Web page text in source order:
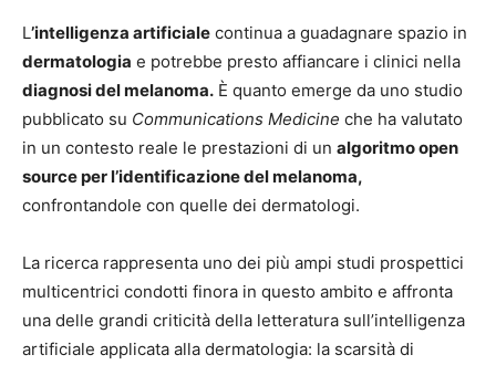
L’intelligenza artificiale continua a guadagnare spazio in
dermatologia e potrebbe presto affiancare i clinici nella
diagnosi del melanoma. È quanto emerge da uno studio
pubblicato su Communications Medicine che ha valutato
in un contesto reale le prestazioni di un algoritmo open
source per l’identificazione del melanoma,
confrontandole con quelle dei dermatologi.
La ricerca rappresenta uno dei più ampi studi prospettici
multicentrici condotti finora in questo ambito e affronta
una delle grandi criticità della letteratura sull’intelligenza
artificiale applicata alla dermatologia: la scarsità di